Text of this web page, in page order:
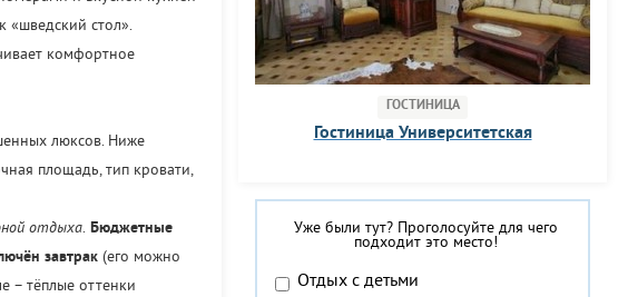
«шведский стол».
комфортное
люксов. Ниже
площадь, тип кровати,
отдыха. Бюджетные
завтрак(его можно
– тёплые оттенки
ГОСТИНИЦА
Гостиница Университетская
Уже были тут? Проголосуйте для чего
подходит это место!
Отдых с детьми